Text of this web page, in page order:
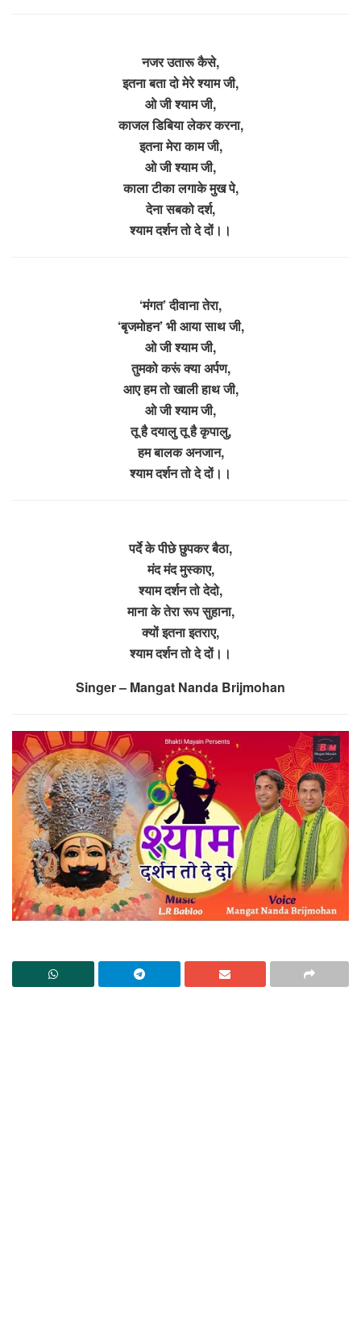
नजर उतारू कैसे,
इतना बता दो मेरे श्याम जी,
ओ जी श्याम जी,
काजल डिबिया लेकर करना,
इतना मेरा काम जी,
ओ जी श्याम जी,
काला टीका लगाके मुख पे,
देना सबको दर्श,
श्याम दर्शन तो दे दों।।
‘मंगत’ दीवाना तेरा,
‘बृजमोहन’ भी आया साथ जी,
ओ जी श्याम जी,
तुमको करूं क्या अर्पण,
आए हम तो खाली हाथ जी,
ओ जी श्याम जी,
तू है दयालु तू है कृपालु,
हम बालक अनजान,
श्याम दर्शन तो दे दों।।
पर्दे के पीछे छुपकर बैठा,
मंद मंद मुस्काए,
श्याम दर्शन तो देदो,
माना के तेरा रूप सुहाना,
क्यों इतना इतराए,
श्याम दर्शन तो दे दों।।
Singer – Mangat Nanda Brijmohan